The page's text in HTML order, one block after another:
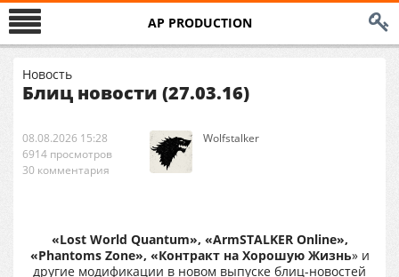
AP PRODUCTION
Новость
Блиц новости (27.03.16)
08.08.2026 15:28
6914 просмотров
30 комментария
Wolfstalker
«Lost World Quantum», «ArmSTALKER Оnline»,
«Phantoms Zone», «Контракт на Хорошую Жизнь» и
другие модификации в новом выпуске блиц-новостей